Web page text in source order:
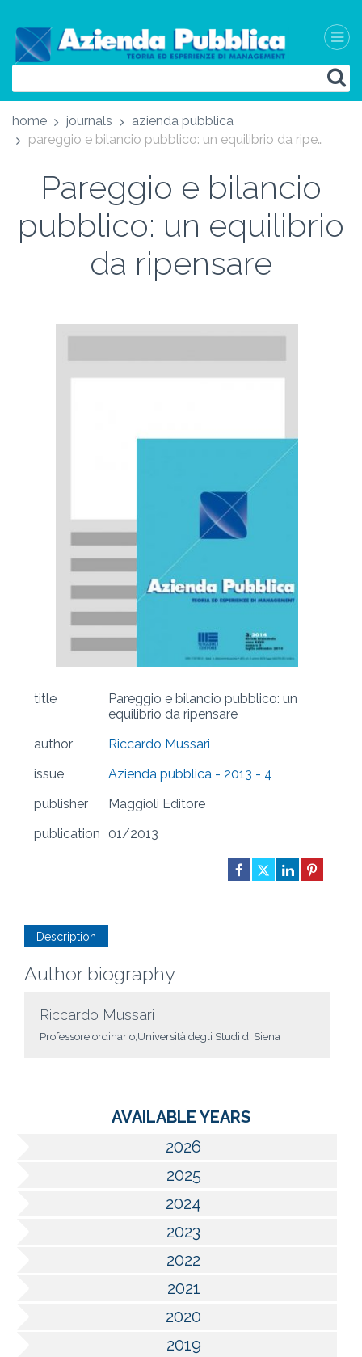
home journals
azienda pubblica
pareggio e bilancio pubblico: un equilibrio da ripensare
Pareggio e bilancio
pubblico: un equilibrio
da ripensare
title
Pareggio e bilancio pubblico: un
equilibrio da ripensare
author
Riccardo Mussari
issue
Azienda pubblica - 2013 - 4
publisher
Maggioli Editore
publication
01/2013
Description
Author biography
Riccardo Mussari
Professore ordinario,Università degli Studi di Siena
AVAILABLE YEARS
2026
2025
2024
2023
2022
2021
2020
2019